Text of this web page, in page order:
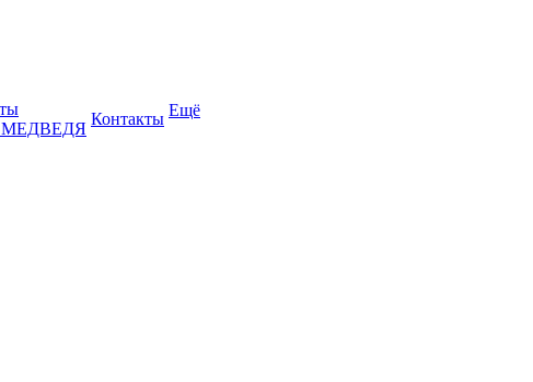
МЕДВЕДЯ
Контакты Ещё